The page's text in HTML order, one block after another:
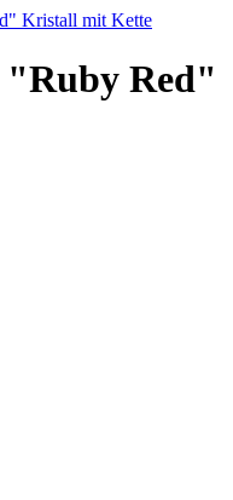
"Ruby Red"